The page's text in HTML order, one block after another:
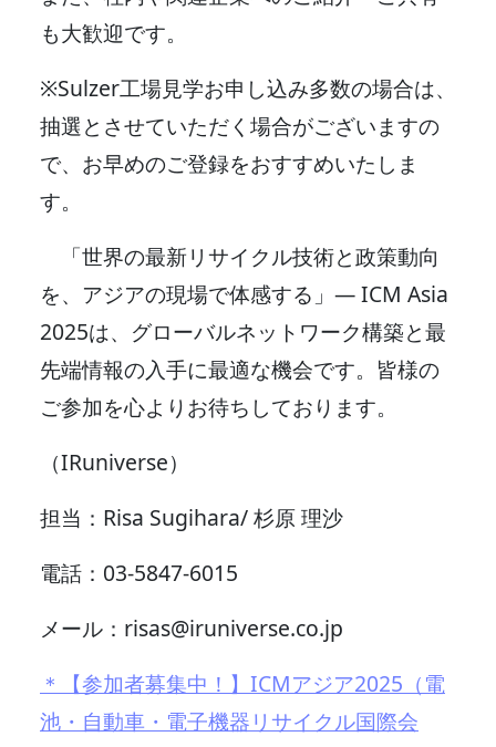
も大歓迎です。
※Sulzer工場見学お申し込み多数の場合は、
抽選とさせていただく場合がございますの
で、お早めのご登録をおすすめいたしま
す。
「世界の最新リサイクル技術と政策動向
を、アジアの現場で体感する」— ICM Asia
2025は、グローバルネットワーク構築と最
先端情報の入手に最適な機会です。皆様の
ご参加を心よりお待ちしております。
（IRuniverse）
担当：Risa Sugihara/ 杉原 理沙
電話：03-5847-6015
メール：risas@iruniverse.co.jp
＊【参加者募集中！】ICMアジア2025（電
池・自動車・電子機器リサイクル国際会